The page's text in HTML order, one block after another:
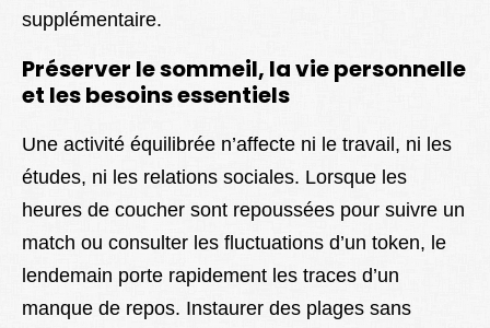
supplémentaire.
Préserver le sommeil, la vie personnelle
et les besoins essentiels
Une activité équilibrée n’affecte ni le travail, ni les
études, ni les relations sociales. Lorsque les
heures de coucher sont repoussées pour suivre un
match ou consulter les fluctuations d’un token, le
lendemain porte rapidement les traces d’un
manque de repos. Instaurer des plages sans